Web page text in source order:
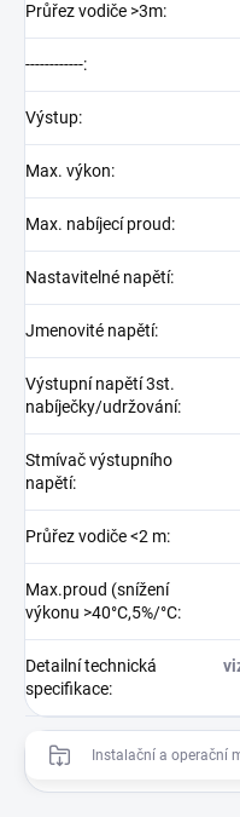
Průřez vodiče >3m:
------------:
Výstup:
Max. výkon:
Max. nabíjecí proud:
Nastavitelné napětí:
Jmenovité napětí:
Výstupní napětí 3st.
nabíječky/udržování:
Stmívač výstupního
napětí:
Průřez vodiče <2 m:
Max.proud (snížení
výkonu >40°C,5%/°C:
Detailní technická
specifikace:
Instalační a operační